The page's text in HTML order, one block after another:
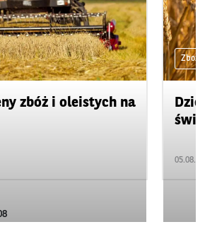
zbóż i oleistych na
Zboża i
05.08.2026